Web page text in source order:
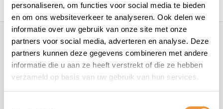
personaliseren, om functies voor social media te bieden
en om ons websiteverkeer te analyseren. Ook delen we
informatie over uw gebruik van onze site met onze
partners voor social media, adverteren en analyse. Deze
partners kunnen deze gegevens combineren met andere
informatie die u aan ze heeft verstrekt of die ze hebben
verzameld op basis van uw gebruik van hun services.
Gerelateerde producten
Hoe kunnen wij je helpen?
+31 78 780 2330